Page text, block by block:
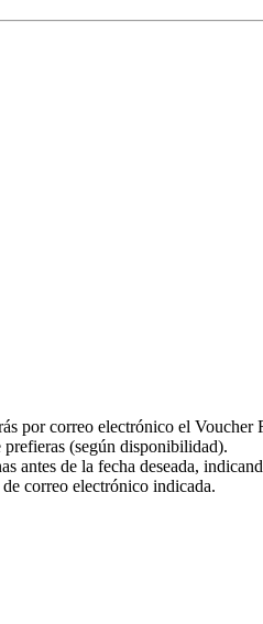
por correo electrónico el Voucher
(según disponibilidad).
antes de la fecha deseada,
correo electrónico indicada.